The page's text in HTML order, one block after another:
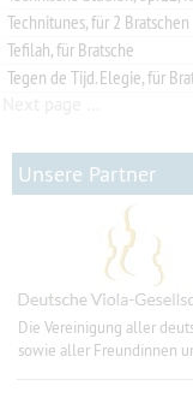
Technitunes, für 2 Bratschen
Tefilah, für Bratsche
Tegen de Tijd. Elegie, für
Unsere Partner
Die Vereinigung aller
sowie aller Freundinnen